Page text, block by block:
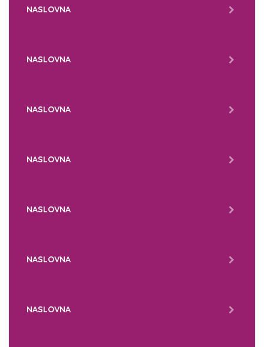
NASLOVNA
NASLOVNA
NASLOVNA
NASLOVNA
NASLOVNA
NASLOVNA
NASLOVNA